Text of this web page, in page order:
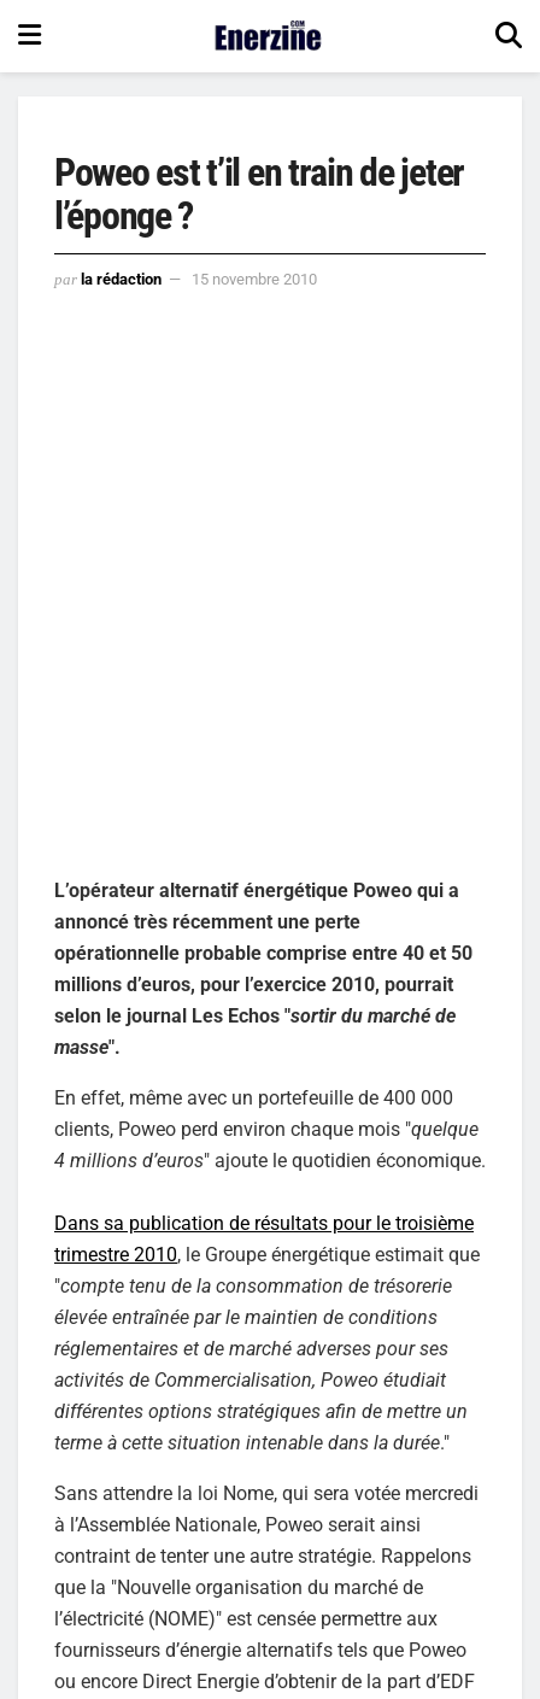
Poweo est t’il en train de jeter
l’éponge ?
par la rédaction 15 novembre 2010
L’opérateur alternatif énergétique Poweo qui a
annoncé très récemment une perte
opérationnelle probable comprise entre 40 et 50
millions d’euros, pour l’exercice 2010, pourrait
selon le journal Les Echos "sortir du marché de
masse".
En effet, même avec un portefeuille de 400 000
clients, Poweo perd environ chaque mois "quelque
4 millions d’euros" ajoute le quotidien économique.
Dans sa publication de résultats pour le troisième
trimestre 2010, le Groupe énergétique estimait que
"compte tenu de la consommation de trésorerie
élevée entraînée par le maintien de conditions
réglementaires et de marché adverses pour ses
activités de Commercialisation, Poweo étudiait
différentes options stratégiques afin de mettre un
terme à cette situation intenable dans la durée."
Sans attendre la loi Nome, qui sera votée mercredi
à l’Assemblée Nationale, Poweo serait ainsi
contraint de tenter une autre stratégie. Rappelons
que la "Nouvelle organisation du marché de
l’électricité (NOME)" est censée permettre aux
fournisseurs d’énergie alternatifs tels que Poweo
ou encore Direct Energie d’obtenir de la part d’EDF